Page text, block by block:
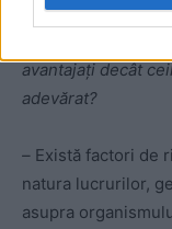
avantajați decât
adevărat?
– Există factori de
natura lucrurilor,
asupra